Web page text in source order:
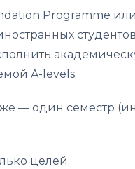
Programme или
A-levels.
— один семестр
целей: